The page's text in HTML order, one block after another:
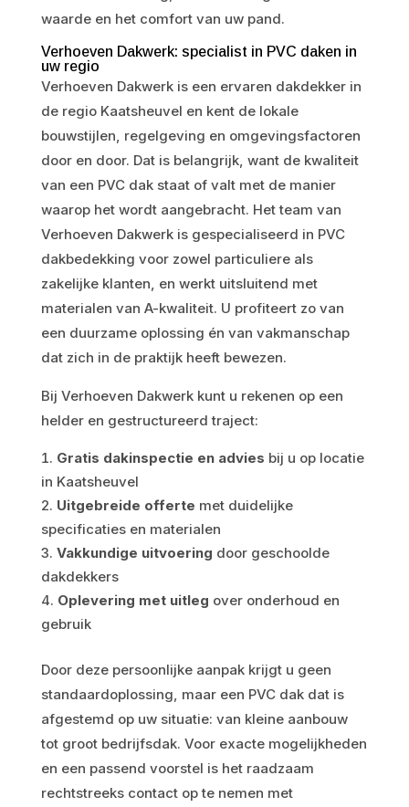
waarde en het comfort van uw pand.
Verhoeven Dakwerk: specialist in PVC daken in
uw regio
Verhoeven Dakwerk is een ervaren dakdekker in
de regio Kaatsheuvel en kent de lokale
bouwstijlen, regelgeving en omgevingsfactoren
door en door. Dat is belangrijk, want de kwaliteit
van een PVC dak staat of valt met de manier
waarop het wordt aangebracht. Het team van
Verhoeven Dakwerk is gespecialiseerd in PVC
dakbedekking voor zowel particuliere als
zakelijke klanten, en werkt uitsluitend met
materialen van A-kwaliteit. U profiteert zo van
een duurzame oplossing én van vakmanschap
dat zich in de praktijk heeft bewezen.
Bij Verhoeven Dakwerk kunt u rekenen op een
helder en gestructureerd traject:
Gratis dakinspectie en advies bij u op locatie
in Kaatsheuvel
Uitgebreide offerte met duidelijke
specificaties en materialen
Vakkundige uitvoering door geschoolde
dakdekkers
Oplevering met uitleg over onderhoud en
gebruik
Door deze persoonlijke aanpak krijgt u geen
standaardoplossing, maar een PVC dak dat is
afgestemd op uw situatie: van kleine aanbouw
tot groot bedrijfsdak. Voor exacte mogelijkheden
en een passend voorstel is het raadzaam
rechtstreeks contact op te nemen met